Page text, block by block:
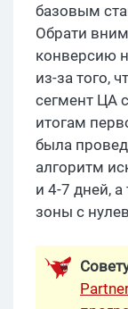
базовым
Обрати
конверсию
из-за того,
сегмент ЦА
итогам
была
алгоритм
и 4-7 дней,
зоны с